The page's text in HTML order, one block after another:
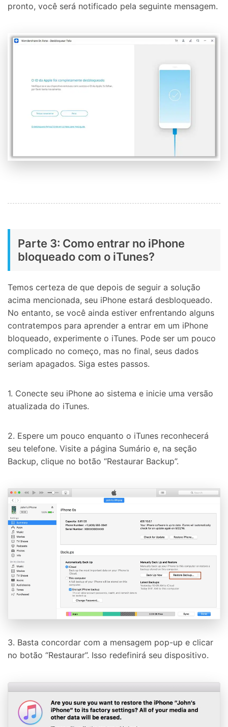
pronto, você será notificado pela seguinte mensagem.
Parte 3: Como entrar no iPhone
bloqueado com o iTunes?
Temos certeza de que depois de seguir a solução
acima mencionada, seu iPhone estará desbloqueado.
No entanto, se você ainda estiver enfrentando alguns
contratempos para aprender a entrar em um iPhone
bloqueado, experimente o iTunes. Pode ser um pouco
complicado no começo, mas no final, seus dados
seriam apagados. Siga estes passos.
1. Conecte seu iPhone ao sistema e inicie uma versão
atualizada do iTunes.
2. Espere um pouco enquanto o iTunes reconhecerá
seu telefone. Visite a página Sumário e, na seção
Backup, clique no botão “Restaurar Backup”.
3. Basta concordar com a mensagem pop-up e clicar
no botão “Restaurar”. Isso redefinirá seu dispositivo.